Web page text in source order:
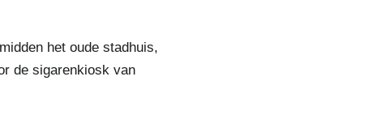
het oude stadhuis,
de sigarenkiosk van